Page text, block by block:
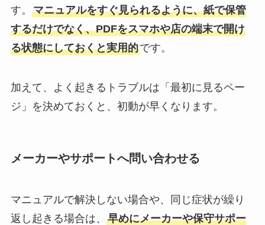
す。 マニュアルをすぐ見られるように、紙で保管
するだけでなく、PDFをスマホや店の端末で開け
る状態にしておくと実用的です。
加えて、よく起きるトラブルは「最初に見るペー
ジ」を決めておくと、初動が早くなります。
メーカーやサポートへ問い合わせる
マニュアルで解決しない場合や、同じ症状が繰り
返し起きる場合は、 早めにメーカーや保守サポー